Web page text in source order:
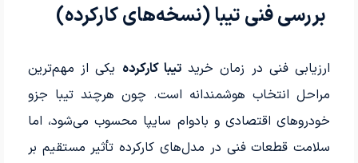
بررسی فنی تیبا (نسخه‌های کارکرده)
ارزیابی فنی در زمان خریدتیبا کارکرده یکی از مهم‌ترین
مراحل انتخاب هوشمندانه است. چون هرچند تیبا جزو
خودروهای اقتصادی و بادوام سایپا محسوب می‌شود، اما
سلامت قطعات فنی در مدل‌های کارکرده تأثیر مستقیم بر